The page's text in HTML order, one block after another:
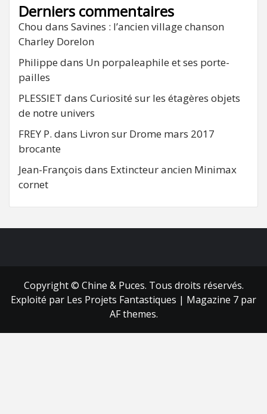
Derniers commentaires
Chou dans Savines : l’ancien village chanson
Charley Dorelon
Philippe dans Un porpaleaphile et ses porte-
pailles
PLESSIET dans Curiosité sur les étagères objets
de notre univers
FREY P. dans Livron sur Drome mars 2017
brocante
Jean-François dans Extincteur ancien Minimax
cornet
Copyright © Chine & Puces. Tous droits réservés.
Exploité par Les Projets Fantastiques | Magazine 7 par
AF themes.